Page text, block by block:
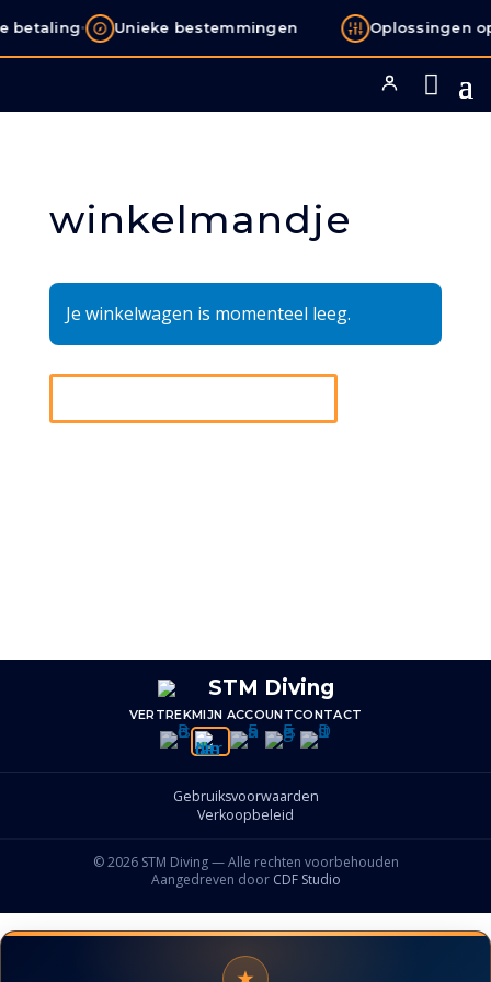
betaling• Unieke bestemmingen Oplossingen
winkelmandje
Je winkelwagen is momenteel leeg.
VERTREKMIJN ACCOUNTCONTACT
Gebruiksvoorwaarden
Verkoopbeleid
© 2026 STM Diving — Alle rechten voorbehouden
Aangedreven door CDF Studio